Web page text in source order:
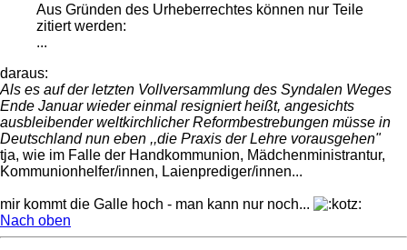
Aus Gründen des Urheberrechtes können nur Teile
zitiert werden:
...
daraus:
Als es auf der letzten Vollversammlung des Syndalen Weges
Ende Januar wieder einmal resigniert heißt, angesichts
ausbleibender weltkirchlicher Reformbestrebungen müsse in
Deutschland nun eben ,,die Praxis der Lehre vorausgehen"
tja, wie im Falle der Handkommunion, Mädchenministrantur,
Kommunionhelfer/innen, Laienprediger/innen...
mir kommt die Galle hoch - man kann nur noch...
Nach oben